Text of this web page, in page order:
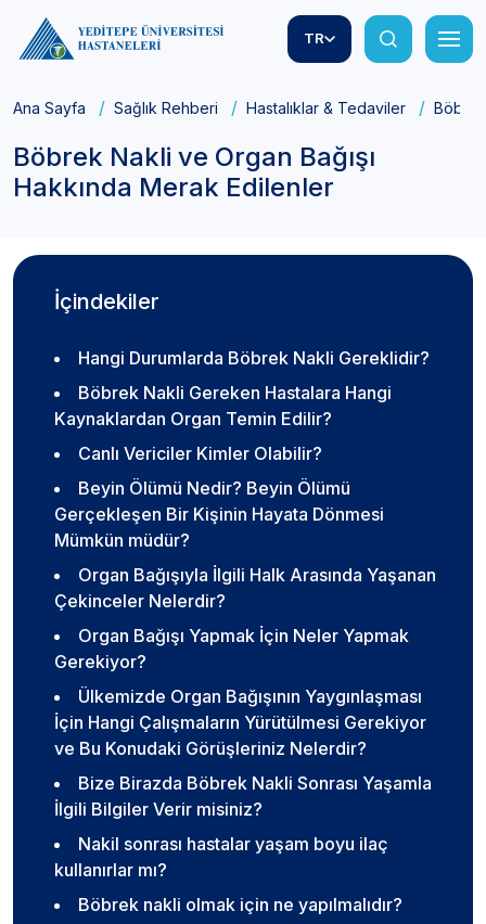
TR
Ana Sayfa Sağlık Rehberi Hastalıklar & Tedaviler
Böbrek Nakli ve Organ Bağışı
Hakkında Merak Edilenler
İçindekiler
Hangi Durumlarda Böbrek Nakli Gereklidir?
Böbrek Nakli Gereken Hastalara Hangi
Kaynaklardan Organ Temin Edilir?
Canlı Vericiler Kimler Olabilir?
Beyin Ölümü Nedir? Beyin Ölümü
Gerçekleşen Bir Kişinin Hayata Dönmesi
Mümkün müdür?
Organ Bağışıyla İlgili Halk Arasında Yaşanan
Çekinceler Nelerdir?
Organ Bağışı Yapmak İçin Neler Yapmak
Gerekiyor?
Ülkemizde Organ Bağışının Yaygınlaşması
İçin Hangi Çalışmaların Yürütülmesi Gerekiyor
ve Bu Konudaki Görüşleriniz Nelerdir?
Bize Birazda Böbrek Nakli Sonrası Yaşamla
İlgili Bilgiler Verir misiniz?
Nakil sonrası hastalar yaşam boyu ilaç
kullanırlar mı?
Böbrek nakli olmak için ne yapılmalıdır?